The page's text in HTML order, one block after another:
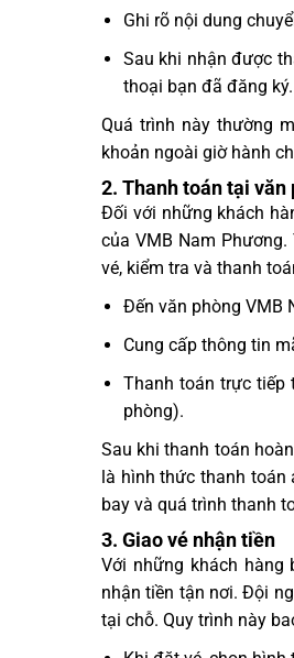
Ghi rõ nội dung
Sau khi nhận được
thoại bạn đã đăng ký.
Quá trình này thường
khoản ngoài giờ hành
2. Thanh toán tại văn
Đối với những khách
của VMB Nam
vé, kiểm tra và thanh
Đến văn phòng VMB
Cung cấp thông tin
Thanh toán trực tiếp
phòng).
Sau khi thanh toán
là hình thức thanh toán
bay và quá trình thanh
3. Giao vé nhận tiền
Với những khách hàng
nhận tiền tận nơi. Đội
tại chỗ. Quy trình này